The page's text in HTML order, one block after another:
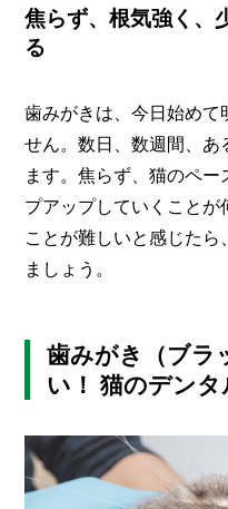
焦らず、根気強く、
る
歯みがきは、今日始めて
せん。数日、数週間、あ
ます。焦らず、猫のペ
プアップしていくこと
ことが難しいと感じた
ましょう。
歯みがき（ブラ
い！ 猫のデン